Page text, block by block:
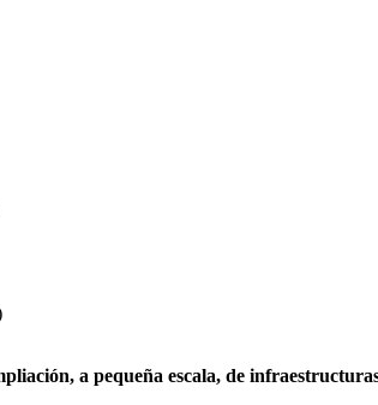
a pequeña escala, de